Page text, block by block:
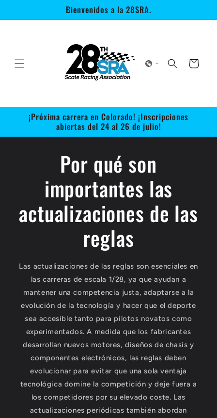
al contenido
Bienvenidos a la 28SRA.
Carrito
¡Próxima carrera en Colorado! ¡Inscripciones
abiertas del 24 al 26 de julio!
Por qué son
importantes las
actualizaciones de las
reglas
Las actualizaciones de las reglas son esenciales en
las carreras de escala 1/28, ya que ayudan a
mantener una competencia justa, adaptarse a la
evolución de la tecnología y hacer que el deporte
sea accesible tanto para pilotos novatos como
experimentados. A medida que los fabricantes
desarrollan nuevos motores, diseños de chasis y
componentes electrónicos, las reglas deben
evolucionar para evitar que una sola ventaja
tecnológica domine la competición y deje fuera a
los competidores por su elevado coste. Las
actualizaciones periódicas también abordan